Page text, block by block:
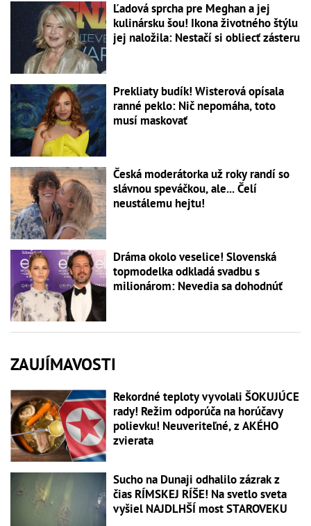
Ľadová sprcha pre Meghan a jej
kulinársku šou! Ikona životného štýlu
jej naložila: Nestačí si obliecť zásteru
Prekliaty budík! Wisterová opísala
ranné peklo: Nič nepomáha, toto
musí maskovať
Česká moderátorka už roky randí so
slávnou speváčkou, ale... Čelí
neustálemu hejtu!
Dráma okolo veselice! Slovenská
topmodelka odkladá svadbu s
milionárom: Nevedia sa dohodnúť
ZAUJÍMAVOSTI
Rekordné teploty vyvolali ŠOKUJÚCE
rady! Režim odporúča na horúčavy
polievku! Neuveriteľné, z AKÉHO
zvierata
Sucho na Dunaji odhalilo zázrak z
čias RÍMSKEJ RÍŠE! Na svetlo sveta
vyšiel NAJDLHŠÍ most STAROVEKU